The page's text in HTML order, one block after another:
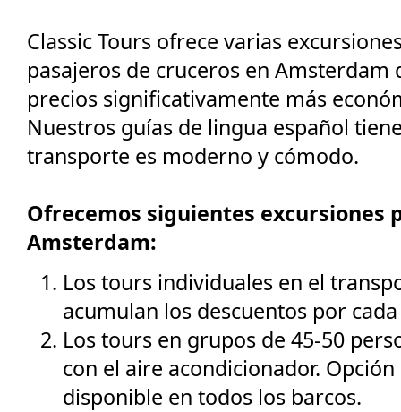
Classic Tours ofrece varias
pasajeros de cruceros en Amsterdam
precios significativamente más
Nuestros guías de lingua español
transporte es moderno y cómodo.
Ofrecemos siguientes excursiones
Amsterdam:
Los tours individuales en el
acumulan los descuentos por
Los tours en grupos de 45-50
con el aire acondicionador.
disponible en todos los barcos.